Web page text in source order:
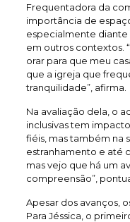
Frequentadora da
importância de
especialmente diante
em outros contextos.
orar para que meu
que a igreja que
tranquilidade”, afirma.
Na avaliação dela, o
inclusivas tem
fiéis, mas também na
estranhamento e até
mas vejo que há um
compreensão”,
Apesar dos avanços,
Para Jéssica, o